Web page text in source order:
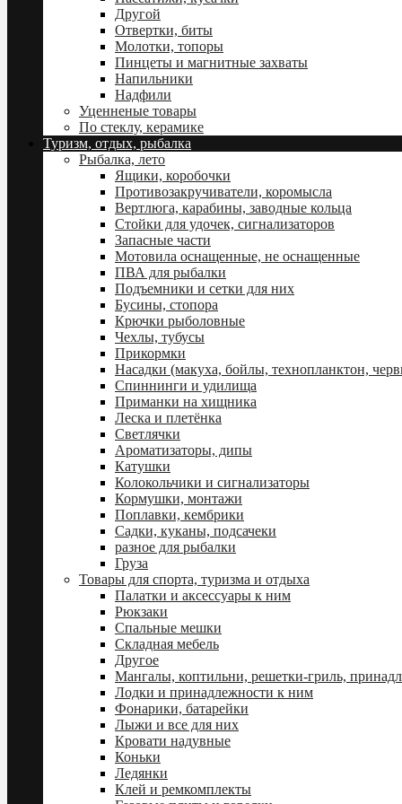
Другой
Отвертки, биты
Молотки, топоры
Пинцеты и магнитные захваты
Напильники
Надфили
Уценненые товары
По стеклу, керамике
Туризм, отдых, рыбалка
Рыбалка, лето
Ящики, коробочки
Противозакручиватели, коромысла
Вертлюга, карабины, заводные кольца
Стойки для удочек, сигнализаторов
Запасные части
Мотовила оснащенные, не оснащенные
ПВА для рыбалки
Подъемники и сетки для них
Бусины, стопора
Крючки рыболовные
Чехлы, тубусы
Прикормки
Насадки (макуха, бойлы, технопланктон,
Спиннинги и удилища
Приманки на хищника
Леска и плетёнка
Светлячки
Ароматизаторы, дипы
Катушки
Колокольчики и сигнализаторы
Кормушки, монтажи
Поплавки, кембрики
Садки, куканы, подсачеки
разное для рыбалки
Груза
Товары для спорта, туризма и отдыха
Палатки и аксессуары к ним
Рюкзаки
Спальные мешки
Складная мебель
Другое
Мангалы, коптильни, решетки-гриль,
Лодки и принадлежности к ним
Фонарики, батарейки
Лыжи и все для них
Кровати надувные
Коньки
Ледянки
Клей и ремкомплекты